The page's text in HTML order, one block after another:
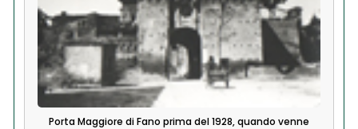
Porta Maggiore di Fano prima del 1928, quando venne